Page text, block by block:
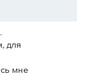
для
мне